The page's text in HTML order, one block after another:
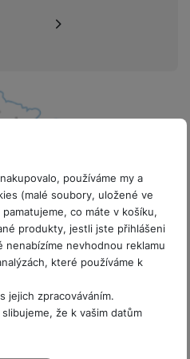
používáme my a
(malé soubory, uložené ve
co máte v košíku,
produkty, jestli jste přihlášeni
nenabízíme nevhodnou reklamu
které používáme k
jejich zpracováváním.
že k vašim datům
v ČR